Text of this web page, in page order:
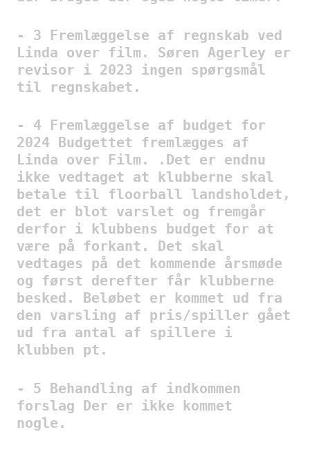
- 3 Fremlæggelse af regnskab ved
Linda over film. Søren Agerley er
revisor i 2023 ingen spørgsmål
til regnskabet.
- 4 Fremlæggelse af budget for
2024 Budgettet fremlægges af
Linda over Film. .Det er endnu
ikke vedtaget at klubberne skal
betale til floorball landsholdet,
det er blot varslet og fremgår
derfor i klubbens budget for at
være på forkant. Det skal
vedtages på det kommende årsmøde
og først derefter får klubberne
besked. Beløbet er kommet ud fra
den varsling af pris/spiller gået
ud fra antal af spillere i
klubben pt.
- 5 Behandling af indkommen
forslag Der er ikke kommet
nogle.